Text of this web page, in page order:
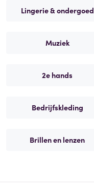
Lingerie & ondergoed
Muziek
2e hands
Bedrijfskleding
Brillen en lenzen